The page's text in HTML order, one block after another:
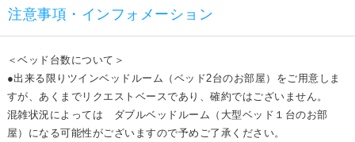
注意事項・インフォメーション
＜ベッド台数について＞
●出来る限りツインベッドルーム（ベッド2台のお部屋）をご用意しま
すが、あくまでリクエストベースであり、確約ではございません。
混雑状況によっては ダブルベッドルーム（大型ベッド１台のお部
屋）になる可能性がございますので予めご了承ください。